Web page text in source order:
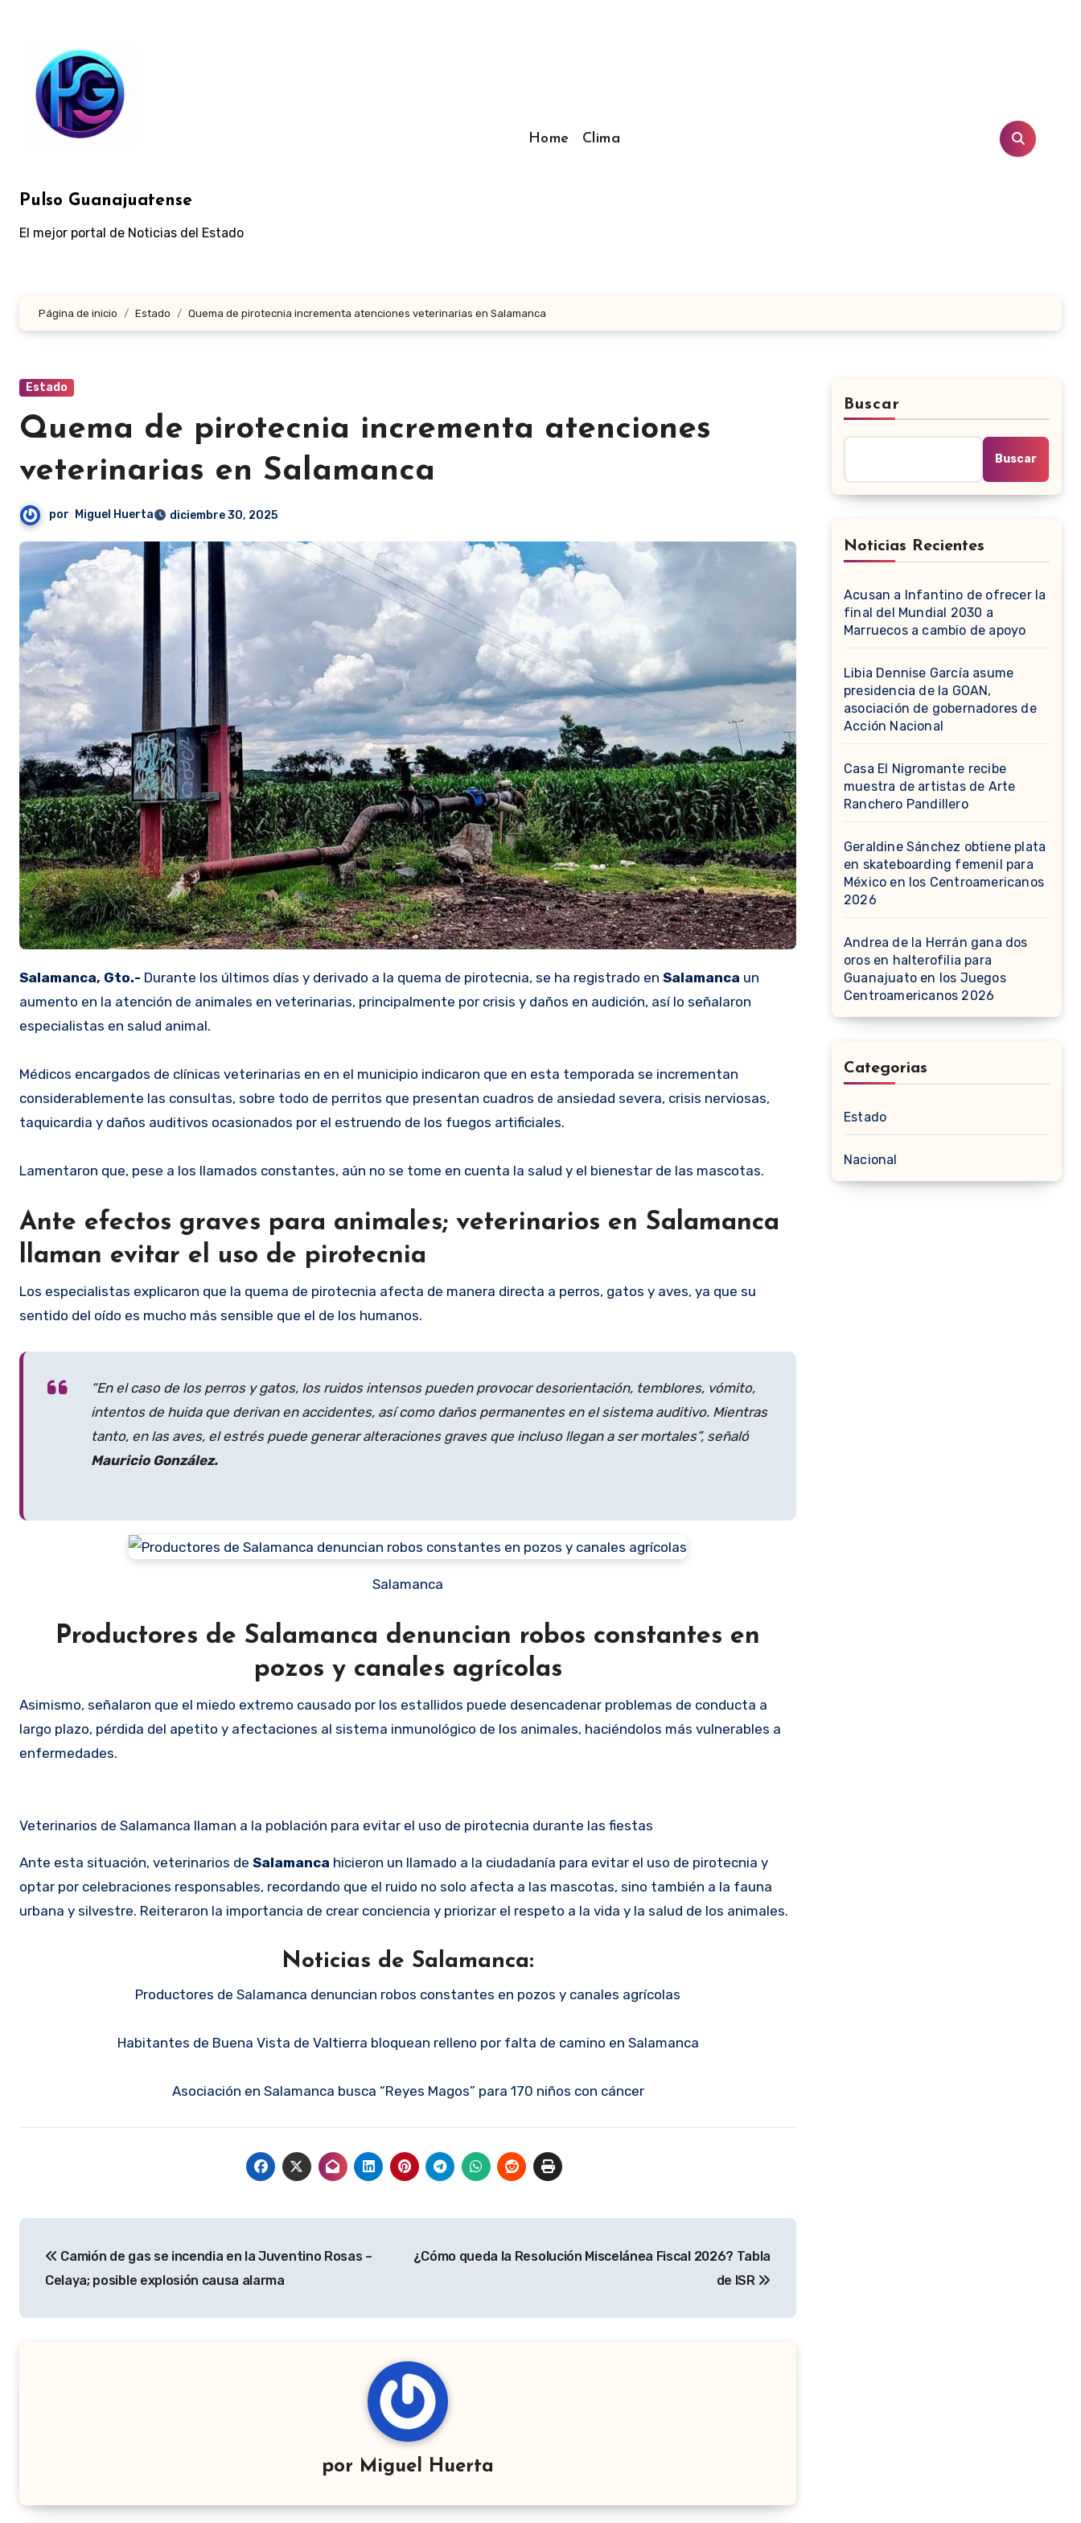
contenido
Pulso Guanajuatense
El mejor portal de Noticias del Estado
Home Clima
Página de inicio Estado Quema de pirotecnia incrementa atenciones veterinarias en Salamanca
Estado
Quema de pirotecnia incrementa atenciones
veterinarias en Salamanca
por Miguel Huerta diciembre 30, 2025
Salamanca, Gto.- Durante los últimos días y derivado a la quema de pirotecnia, se ha registrado en Salamanca un
aumento en la atención de animales en veterinarias, principalmente por crisis y daños en audición, así lo señalaron
especialistas en salud animal.
Médicos encargados de clínicas veterinarias en en el municipio indicaron que en esta temporada se incrementan
considerablemente las consultas, sobre todo de perritos que presentan cuadros de ansiedad severa, crisis nerviosas,
taquicardia y daños auditivos ocasionados por el estruendo de los fuegos artificiales.
Lamentaron que, pese a los llamados constantes, aún no se tome en cuenta la salud y el bienestar de las mascotas.
Ante efectos graves para animales; veterinarios en Salamanca
llaman evitar el uso de pirotecnia
Los especialistas explicaron que la quema de pirotecnia afecta de manera directa a perros, gatos y aves, ya que su
sentido del oído es mucho más sensible que el de los humanos.
“En el caso de los perros y gatos, los ruidos intensos pueden provocar desorientación, temblores, vómito,
intentos de huida que derivan en accidentes, así como daños permanentes en el sistema auditivo. Mientras
tanto, en las aves, el estrés puede generar alteraciones graves que incluso llegan a ser mortales”, señaló
Mauricio González.
Salamanca
Productores de Salamanca denuncian robos constantes en
pozos y canales agrícolas
Asimismo, señalaron que el miedo extremo causado por los estallidos puede desencadenar problemas de conducta a
largo plazo, pérdida del apetito y afectaciones al sistema inmunológico de los animales, haciéndolos más vulnerables a
enfermedades.
Veterinarios de Salamanca llaman a la población para evitar el uso de pirotecnia durante las fiestas
Ante esta situación, veterinarios de Salamanca hicieron un llamado a la ciudadanía para evitar el uso de pirotecnia y
optar por celebraciones responsables, recordando que el ruido no solo afecta a las mascotas, sino también a la fauna
urbana y silvestre. Reiteraron la importancia de crear conciencia y priorizar el respeto a la vida y la salud de los animales.
Noticias de Salamanca:
Productores de Salamanca denuncian robos constantes en pozos y canales agrícolas
Habitantes de Buena Vista de Valtierra bloquean relleno por falta de camino en Salamanca
Asociación en Salamanca busca “Reyes Magos” para 170 niños con cáncer
de
Camión de gas se incendia en la Juventino Rosas –
Celaya; posible explosión causa alarma
¿Cómo queda la Resolución Miscelánea Fiscal 2026? Tabla
de ISR
por Miguel Huerta
Buscar
Buscar
Noticias Recientes
Acusan a Infantino de ofrecer la
final del Mundial 2030 a
Marruecos a cambio de apoyo
Libia Dennise García asume
presidencia de la GOAN,
asociación de gobernadores de
Acción Nacional
Casa El Nigromante recibe
muestra de artistas de Arte
Ranchero Pandillero
Geraldine Sánchez obtiene plata
en skateboarding femenil para
México en los Centroamericanos
2026
Andrea de la Herrán gana dos
oros en halterofilia para
Guanajuato en los Juegos
Centroamericanos 2026
Categorias
Estado
Nacional